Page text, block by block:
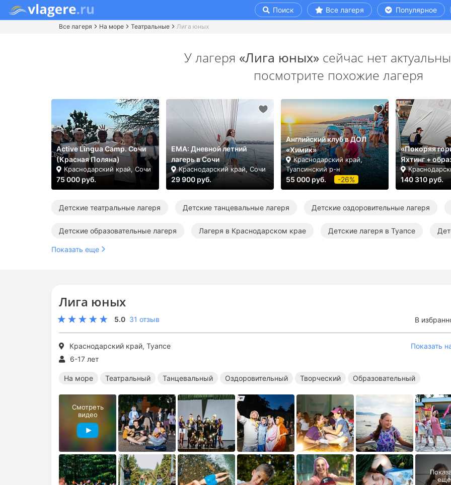
Поиск Все лагеря Популярное
Все лагеря На море Театральные Лига юных
Лига юных
5.0 31 отзыв В
Краснодарский край, Туапсе
Показать
6-17 лет
На море Театральный Танцевальный Оздоровительный Творческий Образовательный
Смотреть
видео
У лагеря «Лига юных» сейчас нет
посмотрите похожие лагеря
Active Lingua Camp. Сочи
(Красная Поляна)
Краснодарский край, Сочи
75 000 руб.
ЕМА: Дневной летний
лагерь в Сочи
Краснодарский край, Сочи
29 900 руб.
Английский клуб в ДОЛ
«Химик»
Краснодарский край,
Туапсинский р-н
55 000 руб. -26%
«Покоряя
Яхтинг +
140 310 руб.
Детские театральные лагеря Детские танцевальные лагеря Детские оздоровительные лагеря
Детские образовательные лагеря Лагеря в Краснодарском крае Детские лагеря в Туапсе
Детские лагеря на Черном море
Театральные лагеря в Туапсе
Образовательные лагеря в Туапсе Танцевальные лагеря на море
Творческие лагеря на море
Показать еще